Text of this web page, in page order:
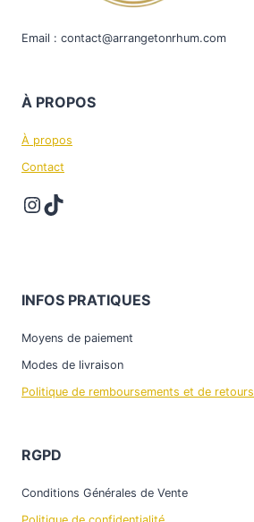
Email : contact@arrangetonrhum.com
À PROPOS
À propos
Contact
Instagram
TikTok
INFOS PRATIQUES
Moyens de paiement
Modes de livraison
Politique de remboursements et de retours
RGPD
Conditions Générales de Vente